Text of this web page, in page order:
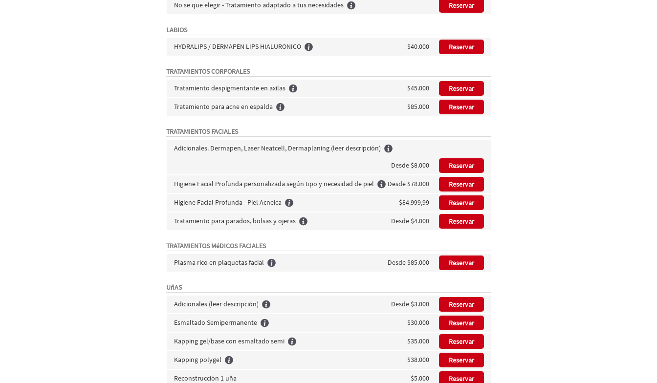
No se que elegir - Tratamiento adaptado a tus necesidades
Reservar
LABIOS
HYDRALIPS / DERMAPEN LIPS HIALURONICO
$40.000 Reservar
TRATAMIENTOS CORPORALES
Tratamiento despigmentante en axilas
$45.000 Reservar
Tratamiento para acne en espalda $85.000 Reservar
TRATAMIENTOS FACIALES
Adicionales. Dermapen, Laser Neatcell, Dermaplaning (leer descripción)
Desde $8.000
Reservar
Higiene Facial Profunda personalizada según tipo y necesidad de piel Desde $78.000 Reservar
Higiene Facial Profunda - Piel Acneica $84.999,99 Reservar
Tratamiento para parados, bolsas y ojeras Desde $4.000 Reservar
TRATAMIENTOS MéDICOS FACIALES
Plasma rico en plaquetas facial
Desde $85.000 Reservar
UñAS
Adicionales (leer descripción)
Desde $3.000 Reservar
Esmaltado Semipermanente $30.000 Reservar
Kapping gel/base con esmaltado semi $35.000 Reservar
Kapping polygel $38.000 Reservar
Reconstrucción 1 uña $5.000 Reservar